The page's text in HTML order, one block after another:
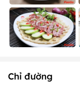
Chỉ đường